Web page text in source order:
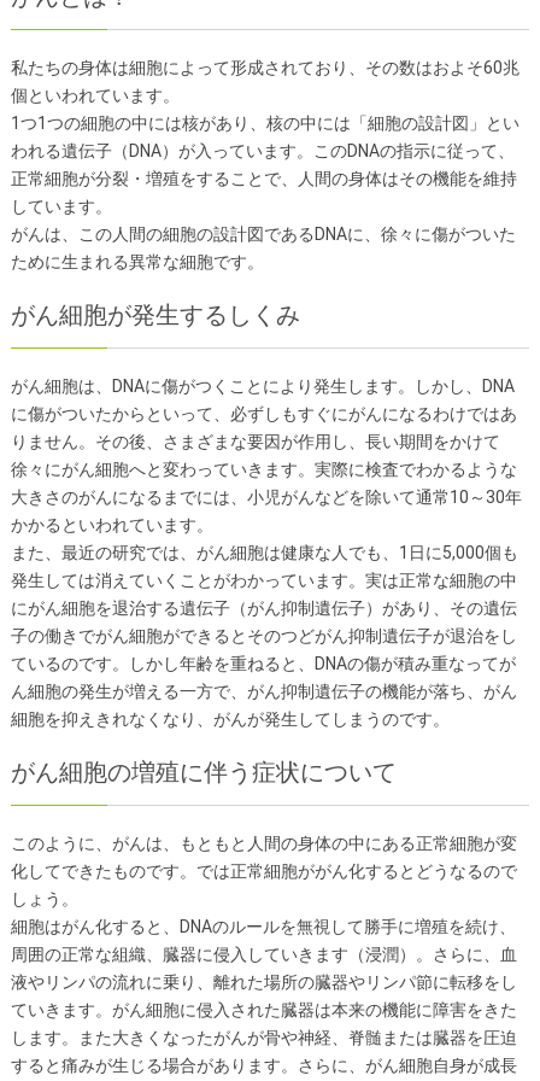
その他
お問い合わせ先 トピックス一覧
リンク サイトマップ
私たちの身体は細胞によって形成されており、その数はおよそ60兆
個といわれています。
1つ1つの細胞の中には核があり、核の中には「細胞の設計図」とい
われる遺伝子（DNA）が入っています。このDNAの指示に従って、
正常細胞が分裂・増殖をすることで、人間の身体はその機能を維持
しています。
がんは、この人間の細胞の設計図であるDNAに、徐々に傷がついた
ために生まれる異常な細胞です。
がん細胞が発生するしくみ
がん細胞は、DNAに傷がつくことにより発生します。しかし、DNA
に傷がついたからといって、必ずしもすぐにがんになるわけではあ
りません。その後、さまざまな要因が作用し、長い期間をかけて
徐々にがん細胞へと変わっていきます。実際に検査でわかるような
大きさのがんになるまでには、小児がんなどを除いて通常10～30年
かかるといわれています。
また、最近の研究では、がん細胞は健康な人でも、1日に5,000個も
発生しては消えていくことがわかっています。実は正常な細胞の中
にがん細胞を退治する遺伝子（がん抑制遺伝子）があり、その遺伝
子の働きでがん細胞ができるとそのつどがん抑制遺伝子が退治をし
ているのです。しかし年齢を重ねると、DNAの傷が積み重なってが
ん細胞の発生が増える一方で、がん抑制遺伝子の機能が落ち、がん
細胞を抑えきれなくなり、がんが発生してしまうのです。
がん細胞の増殖に伴う症状について
このように、がんは、もともと人間の身体の中にある正常細胞が変
化してできたものです。では正常細胞ががん化するとどうなるので
しょう。
細胞はがん化すると、DNAのルールを無視して勝手に増殖を続け、
周囲の正常な組織、臓器に侵入していきます（浸潤）。さらに、血
液やリンパの流れに乗り、離れた場所の臓器やリンパ節に転移をし
ていきます。がん細胞に侵入された臓器は本来の機能に障害をきた
します。また大きくなったがんが骨や神経、脊髄または臓器を圧迫
すると痛みが生じる場合があります。さらに、がん細胞自身が成長